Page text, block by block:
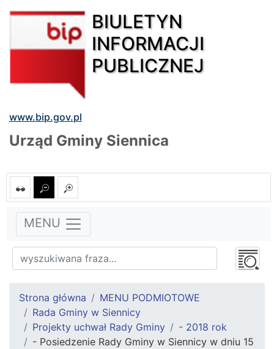
BIULETYN
INFORMACJI
PUBLICZNEJ
www.bip.gov.pl
Urząd Gminy Siennica
MENU
Strona główna
MENU PODMIOTOWE
Rada Gminy w Siennicy
Projekty uchwał Rady Gminy
- 2018 rok
- Posiedzenie Rady Gminy w Siennicy w dniu 15